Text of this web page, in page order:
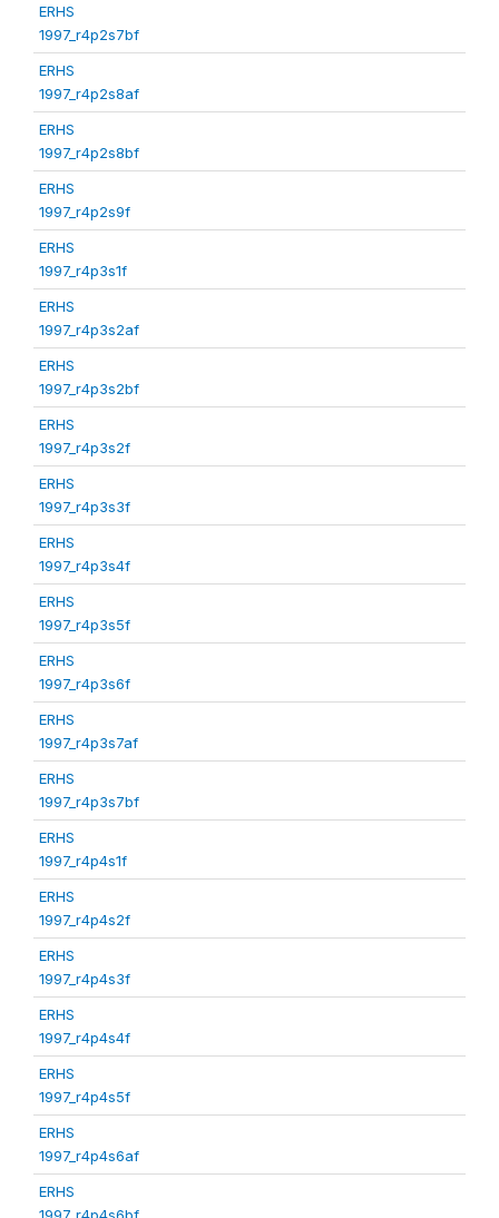
ERHS
1997_r4p2s7bf
ERHS
1997_r4p2s8af
ERHS
1997_r4p2s8bf
ERHS
1997_r4p2s9f
ERHS
1997_r4p3s1f
ERHS
1997_r4p3s2af
ERHS
1997_r4p3s2bf
ERHS
1997_r4p3s2f
ERHS
1997_r4p3s3f
ERHS
1997_r4p3s4f
ERHS
1997_r4p3s5f
ERHS
1997_r4p3s6f
ERHS
1997_r4p3s7af
ERHS
1997_r4p3s7bf
ERHS
1997_r4p4s1f
ERHS
1997_r4p4s2f
ERHS
1997_r4p4s3f
ERHS
1997_r4p4s4f
ERHS
1997_r4p4s5f
ERHS
1997_r4p4s6af
ERHS
1997_r4p4s6bf